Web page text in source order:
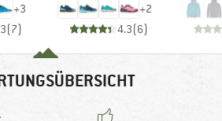
+3
(7)
+2
4.3(6)